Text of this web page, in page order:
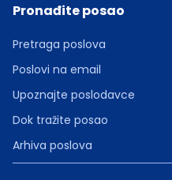
Pronađite posao
Pretraga poslova
Poslovi na email
Upoznajte poslodavce
Dok tražite posao
Arhiva poslova